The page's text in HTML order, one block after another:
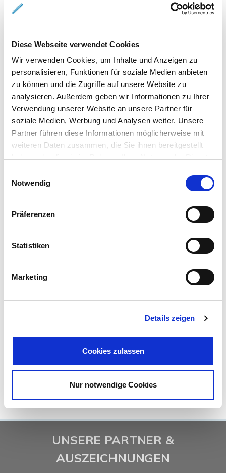
Diese Webseite verwendet Cookies
Wir verwenden Cookies, um Inhalte und Anzeigen zu
personalisieren, Funktionen für soziale Medien anbieten
zu können und die Zugriffe auf unsere Website zu
analysieren. Außerdem geben wir Informationen zu Ihrer
Verwendung unserer Website an unsere Partner für
soziale Medien, Werbung und Analysen weiter. Unsere
Partner führen diese Informationen möglicherweise mit
weiteren Daten zusammen, die Sie ihnen bereitgestellt
Notwendig
Präferenzen
Statistiken
Marketing
Details zeigen
Cookies zulassen
Nur notwendige Cookies
1.200,- € VERMIETET
Braunschweig / Schwarzer Berg
Gepflegtes Reihenhaus Nähe Ölper See
Reihenmittelhaus
Braunschweig - Lehndorf
WOHNFLÄCHE
ZIMMER
UNSERE PARTNER &
AUSZEICHNUNGEN